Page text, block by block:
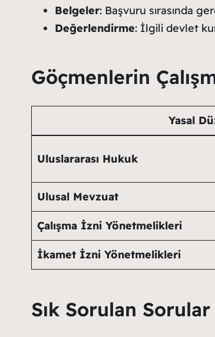
Belgeler: Başvuru sırasında
Değerlendirme: İlgili devlet
Göçmenlerin
Yasal
Uluslararası Hukuk
Ulusal Mevzuat
Çalışma İzni Yönetmelikleri
İkamet İzni Yönetmelikleri
Sık Sorulan Sorular